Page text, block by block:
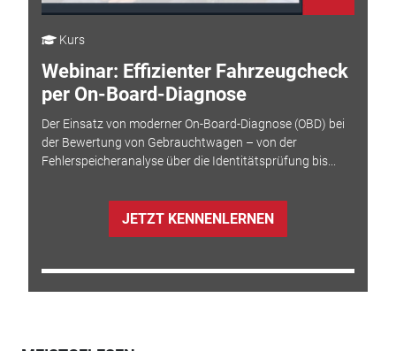
Kurs
Webinar: Effizienter Fahrzeugcheck
per On-Board-Diagnose
Der Einsatz von moderner On-Board-Diagnose (OBD) bei
der Bewertung von Gebrauchtwagen – von der
Fehlerspeicheranalyse über die Identitätsprüfung bis...
JETZT KENNENLERNEN